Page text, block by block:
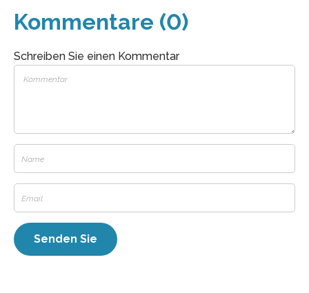
Kommentare (0)
Schreiben Sie einen Kommentar